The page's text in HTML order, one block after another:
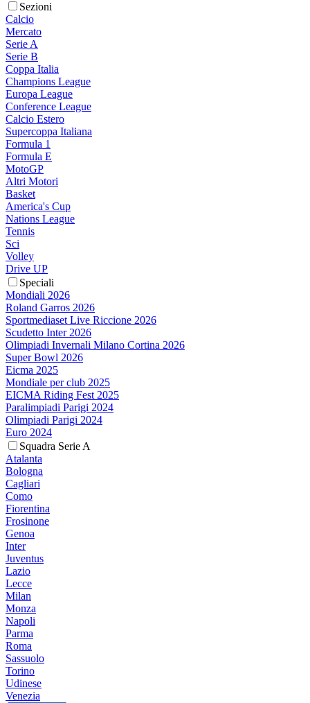
Sezioni
Calcio
Mercato
Serie A
Serie B
Coppa Italia
Champions League
Europa League
Conference League
Calcio Estero
Supercoppa Italiana
Formula 1
Formula E
MotoGP
Altri Motori
Basket
America's Cup
Nations League
Tennis
Sci
Volley
Drive UP
Speciali
Mondiali 2026
Roland Garros 2026
Sportmediaset Live Riccione 2026
Scudetto Inter 2026
Olimpiadi Invernali Milano Cortina 2026
Super Bowl 2026
Eicma 2025
Mondiale per club 2025
EICMA Riding Fest 2025
Paralimpiadi Parigi 2024
Olimpiadi Parigi 2024
Euro 2024
Squadra Serie A
Atalanta
Bologna
Cagliari
Como
Fiorentina
Frosinone
Genoa
Inter
Juventus
Lazio
Lecce
Milan
Monza
Napoli
Parma
Roma
Sassuolo
Torino
Udinese
Venezia